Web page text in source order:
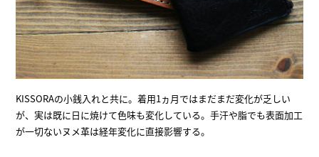
KISSORAの小銭入れと共に。着用1ヵ月ではまだまだ変化が乏しい
が、実は既に日に焼けて色味も変化している。手汗や脂でも表面加工
が一切ないヌメ革は経年変化に直接影響する。